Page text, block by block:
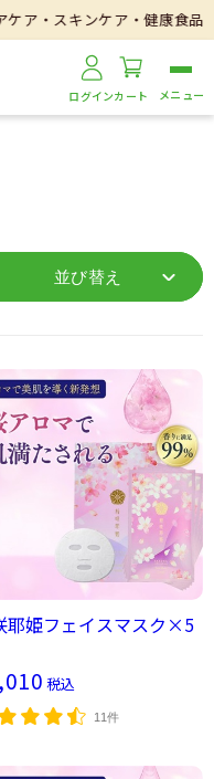
キンケア・健康食品・医
ログインカート
耶姫フェイスマスク×5
税込
11件